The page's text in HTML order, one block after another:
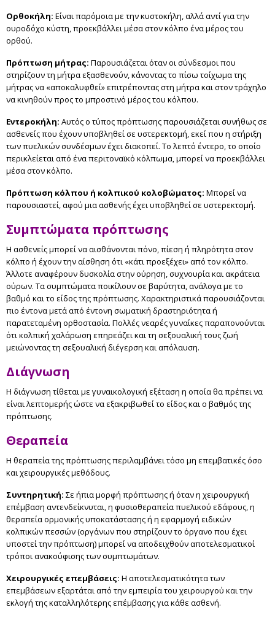
Ορθοκήλη: Είναι παρόμοια με την κυστοκήλη, αλλά αντί για την
ουροδόχο κύστη, προεκβάλλει μέσα στον κόλπο ένα μέρος του
ορθού.
Πρόπτωση μήτρας: Παρουσιάζεται όταν οι σύνδεσμοι που
στηρίζουν τη μήτρα εξασθενούν, κάνοντας το πίσω τοίχωμα της
μήτρας να «αποκαλυφθεί» επιτρέποντας στη μήτρα και στον τράχηλο
να κινηθούν προς το μπροστινό μέρος του κόλπου.
Εντεροκήλη: Αυτός ο τύπος πρόπτωσης παρουσιάζεται συνήθως σε
ασθενείς που έχουν υποβληθεί σε υστερεκτομή, εκεί που η στήριξη
των πυελικών συνδέσμων έχει διακοπεί. Το λεπτό έντερο, το οποίο
περικλείεται από ένα περιτοναϊκό κόλπωμα, μπορεί να προεκβάλλει
μέσα στον κόλπο.
Πρόπτωση κόλπου ή κολπικού κολοβώματος: Μπορεί να
παρουσιαστεί, αφού μια ασθενής έχει υποβληθεί σε υστερεκτομή.
Συμπτώματα πρόπτωσης
Η ασθενείς μπορεί να αισθάνονται πόνο, πίεση ή πληρότητα στον
κόλπο ή έχουν την αίσθηση ότι «κάτι προεξέχει» από τον κόλπο.
Άλλοτε αναφέρουν δυσκολία στην ούρηση, συχνουρία και ακράτεια
ούρων. Τα συμπτώματα ποικίλουν σε βαρύτητα, ανάλογα με το
βαθμό και το είδος της πρόπτωσης. Χαρακτηριστικά παρουσιάζονται
πιο έντονα μετά από έντονη σωματική δραστηριότητα ή
παρατεταμένη ορθοστασία. Πολλές νεαρές γυναίκες παραπονούνται
ότι κολπική χαλάρωση επηρεάζει και τη σεξουαλική τους ζωή
μειώνοντας τη σεξουαλική διέγερση και απόλαυση.
Διάγνωση
Η διάγνωση τίθεται με γυναικολογική εξέταση η οποία θα πρέπει να
είναι λεπτομερής ώστε να εξακριβωθεί το είδος και ο βαθμός της
πρόπτωσης.
Θεραπεία
Η θεραπεία της πρόπτωσης περιλαμβάνει τόσο μη επεμβατικές όσο
και χειρουργικές μεθόδους.
Συντηρητική: Σε ήπια μορφή πρόπτωσης ή όταν η χειρουργική
επέμβαση αντενδείκνυται, η φυσιοθεραπεία πυελικού εδάφους, η
θεραπεία ορμονικής υποκατάστασης ή η εφαρμογή ειδικών
κολπικών πεσσών (οργάνων που στηρίζουν το όργανο που έχει
υποστεί την πρόπτωση) μπορεί να αποδειχθούν αποτελεσματικοί
τρόποι ανακούφισης των συμπτωμάτων.
Χειρουργικές επεμβάσεις: Η αποτελεσματικότητα των
επεμβάσεων εξαρτάται από την εμπειρία του χειρουργού και την
εκλογή της καταλληλότερης επέμβασης για κάθε ασθενή.